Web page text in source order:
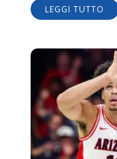
LEGGI TUTTO